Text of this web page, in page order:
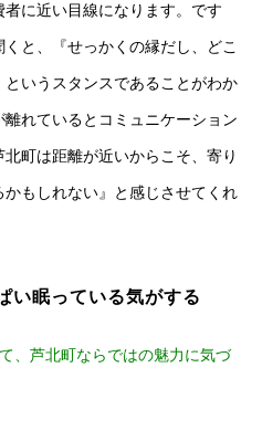
に近い目線になります。です
と、『せっかくの縁だし、どこ
いうスタンスであることがわか
れているとコミュニケーション
町は距離が近いからこそ、寄り
もしれない』と感じさせてくれ
い眠っている気がする
芦北町ならではの魅力に気づ